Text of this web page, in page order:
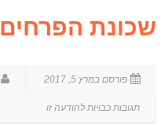
שכונת הפרחים